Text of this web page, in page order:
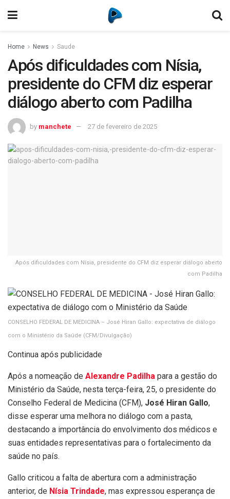
Home News Saude
Após dificuldades com Nísia,
presidente do CFM diz esperar
diálogo aberto com Padilha
by manchete 27 de fevereiro de 2025
Após dificuldades com Nísia, presidente do CFM diz esperar diálogo aberto
com Padilha
CONSELHO FEDERAL DE MEDICINA – José Hiran Gallo: expectativa de diálogo
com o Ministério da Saúde (CFM/Divulgação)
Continua após publicidade
Após a nomeação de Alexandre Padilha para a gestão do
Ministério da Saúde, nesta terça-feira, 25, o presidente do
Conselho Federal de Medicina (CFM), José Hiran Gallo,
disse esperar uma melhora no diálogo com a pasta,
destacando a importância do envolvimento dos médicos e
suas entidades representativas para o fortalecimento da
saúde no país.
Gallo criticou a falta de abertura com a administração
anterior, de Nísia Trindade, mas expressou esperança de